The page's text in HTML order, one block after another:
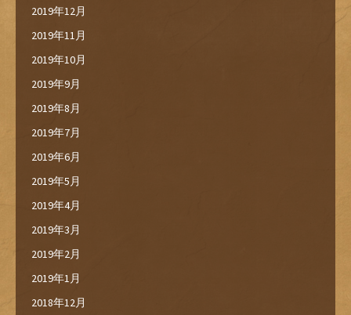
2019年12月
2019年11月
2019年10月
2019年9月
2019年8月
2019年7月
2019年6月
2019年5月
2019年4月
2019年3月
2019年2月
2019年1月
2018年12月